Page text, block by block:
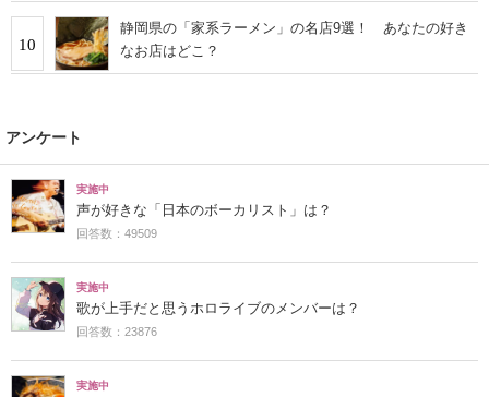
10
静岡県の「家系ラーメン」の名店9選！ あなたの好き
なお店はどこ？
アンケート
実施中
声が好きな「日本のボーカリスト」は？
回答数：49509
実施中
歌が上手だと思うホロライブのメンバーは？
回答数：23876
実施中